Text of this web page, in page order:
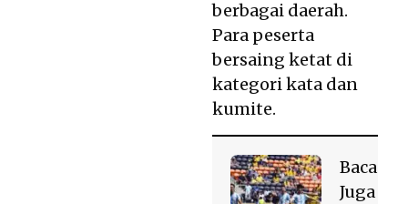
berbagai daerah.
Para peserta
bersaing ketat di
kategori kata dan
kumite.
Baca
Juga